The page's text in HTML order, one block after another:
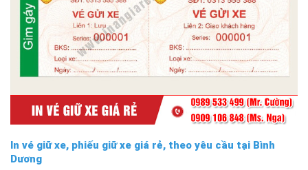
In vé giữ xe, phiếu giữ xe giá rẻ, theo yêu cầu tại Bình
Dương